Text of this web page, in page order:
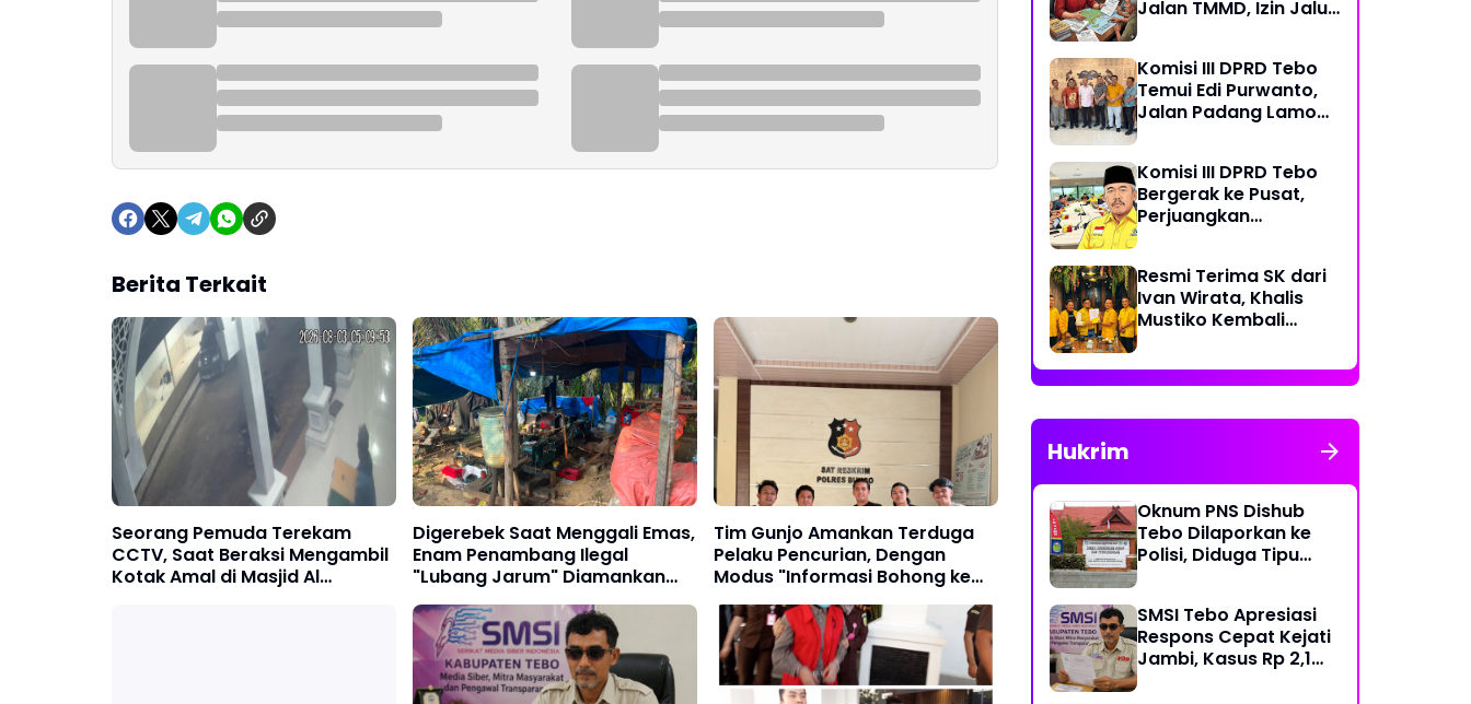
Berita Terkait
Seorang Pemuda Terekam
CCTV, Saat Beraksi Mengambil
Kotak Amal di Masjid Al
Digerebek Saat Menggali Emas,
Enam Penambang Ilegal
"Lubang Jarum" Diamankan
Satreskrim Polres Bungo
Tim Gunjo Amankan Terduga
Pelaku Pencurian, Dengan
Modus "Informasi Bohong ke
Korban"
Jalan TMMD, Izin Jalur
Komisi III DPRD Tebo
Temui Edi Purwanto,
Jalan Padang Lamo
Komisi III DPRD Tebo
Bergerak ke Pusat,
Perjuangkan
Resmi Terima SK dari
Ivan Wirata, Khalis
Mustiko Kembali
Liga Marisa Jadi
Sekretaris
Hukrim
Oknum PNS Dishub
Tebo Dilaporkan ke
Polisi, Diduga Tipu
Kerja
SMSI Tebo Apresiasi
Respons Cepat Kejati
Jambi, Kasus Rp 2,1